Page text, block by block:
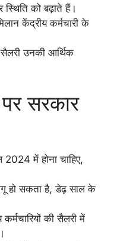
को बढ़ाते हैं।
केंद्रीय कर्मचारी के
सैलरी उनकी आर्थिक
सरकार
में होना चाहिए,
हो सकता है, डेढ़ साल के
की सैलरी में